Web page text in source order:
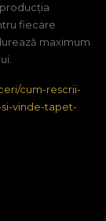
fiecare
maximum
cum-rescrii-
vinde-tapet-